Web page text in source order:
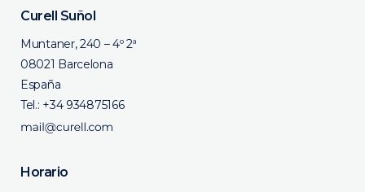
Curell Suñol
Muntaner, 240 – 4º 2ª
08021 Barcelona
España
Tel.: +34 934875166
Horario